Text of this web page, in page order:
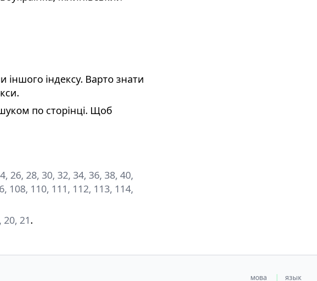
індексу. Варто знати
по сторінці. Щоб
26, 28, 30, 32, 34, 36, 38, 40,
108, 110, 111, 112, 113, 114,
21.
мова | язык